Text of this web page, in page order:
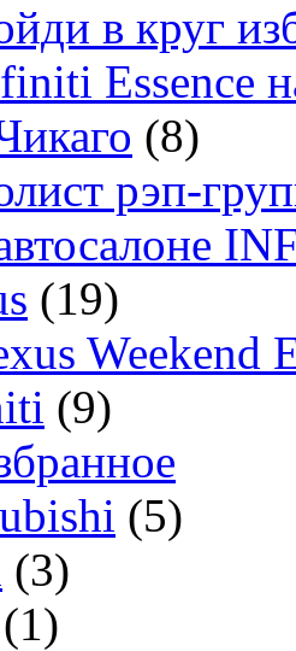
в круг
Essence
(8)
рэп-
(19)
Weekend
(9)
(5)
(3)
(1)